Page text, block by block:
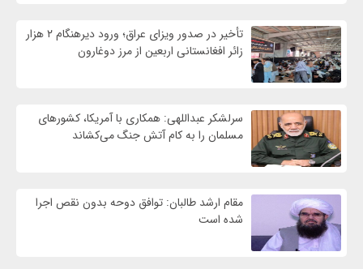
تأخیر در صدور ویزای عراق؛ ورود دیرهنگام ۲ هزار
زائر افغانستانی اربعین از مرز دوغارون
سرلشکر عبداللهی: همکاری با آمریکا، کشورهای
مسلمان را به کام آتش جنگ می‌کشاند
مقام ارشد طالبان: توافق دوحه بدون نقص اجرا
شده است